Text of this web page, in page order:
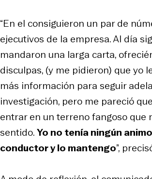
“En el consiguieron un par de
ejecutivos de la empresa. Al día
mandaron una larga carta,
disculpas, (y me pidieron) que yo
más información para seguir
investigación, pero me pareció
entrar en un terreno fangoso que
sentido.Yo no tenía ningún
conductor y lo mantengo”,